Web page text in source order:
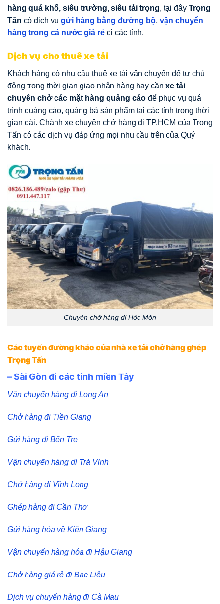
hàng quá khổ, siêu trường, siêu tải trọng, tại đây Trọng
Tấn có dịch vụ gửi hàng bằng đường bộ, vận chuyển
hàng trong cả nước giá rẻ đi các tỉnh.
Dịch vụ cho thuê xe tải
Khách hàng có nhu cầu thuê xe tải vận chuyển để tự chủ
động trong thời gian giao nhận hàng hay cần xe tải
chuyên chở các mặt hàng quảng cáo để phục vụ quá
trình quảng cáo, quảng bá sản phẩm tại các tỉnh trong thời
gian dài. Chành xe chuyên chở hàng đi TP.HCM của Trọng
Tấn có các dịch vụ đáp ứng mọi nhu cầu trên của Quý
khách.
Chuyên chở hàng đi Hóc Môn
Các tuyến đường khác của nhà xe tải chở hàng ghép
Trọng Tấn
– Sài Gòn đi các tỉnh miền Tây
Vận chuyển hàng đi Long An
Chở hàng đi Tiền Giang
Gửi hàng đi Bến Tre
Vận chuyển hàng đi Trà Vinh
Chở hàng đi Vĩnh Long
Ghép hàng đi Cần Thơ
Gửi hàng hóa về Kiên Giang
Vận chuyển hàng hóa đi Hậu Giang
Chở hàng giá rẻ đi Bạc Liêu
Dịch vụ chuyển hàng đi Cà Mau